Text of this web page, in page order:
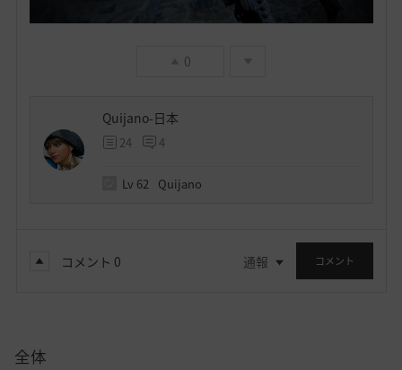
0
Quijano-日本
24 4
Lv 62 Quijano
コメント 0 通報 コメント
全体